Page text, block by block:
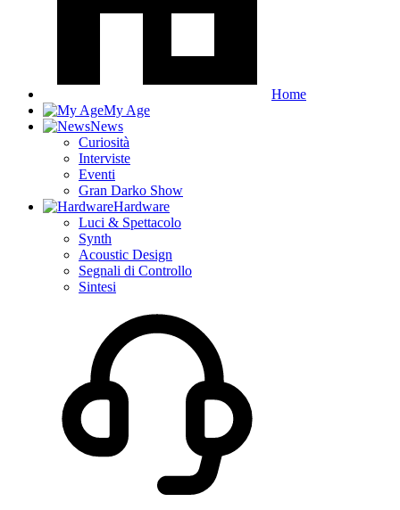
Home
My Age
News
Curiosità
Interviste
Eventi
Gran Darko Show
Hardware
Luci & Spettacolo
Synth
Acoustic Design
Segnali di Controllo
Sintesi